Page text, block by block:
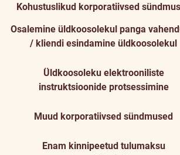
Kohustuslikud korporatiivsed
Osalemine üldkoosolekul panga
/ kliendi esindamine üldkoosolekul
Üldkoosoleku elektrooniliste
instruktsioonide protsessimine
Muud korporatiivsed sündmused
Enam kinnipeetud tulumaksu